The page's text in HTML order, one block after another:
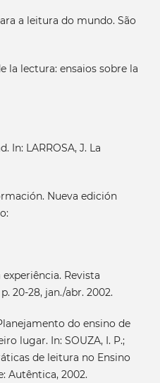
a leitura do mundo. São
la lectura: ensaios sobre la
In: LARROSA, J. La
Nueva edición
experiência. Revista
20-28, jan./abr. 2002.
do ensino de
lugar. In: SOUZA, I. P.;
de leitura no Ensino
Autêntica, 2002.